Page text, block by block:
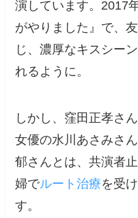
演しています。2017
がやりました』で、
じ、濃厚なキスシー
れるように。
しかし、窪田正孝さ
女優の水川あさみさ
郁さんとは、共演者
婦でルート治療を受
す。